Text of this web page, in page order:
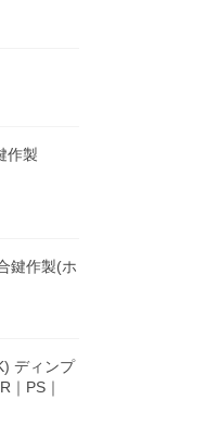
作製
鍵作製(ホ
ディンプ
PS｜